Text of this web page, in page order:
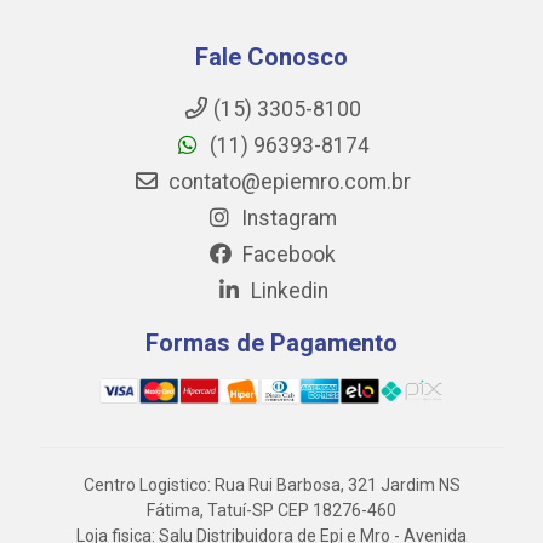
Fale Conosco
(15) 3305-8100
(11) 96393-8174
contato@epiemro.com.br
Instagram
Facebook
Linkedin
Formas de Pagamento
Centro Logistico: Rua Rui Barbosa, 321 Jardim NS
Fátima, Tatuí-SP CEP 18276-460
Loja fisica: Salu Distribuidora de Epi e Mro - Avenida